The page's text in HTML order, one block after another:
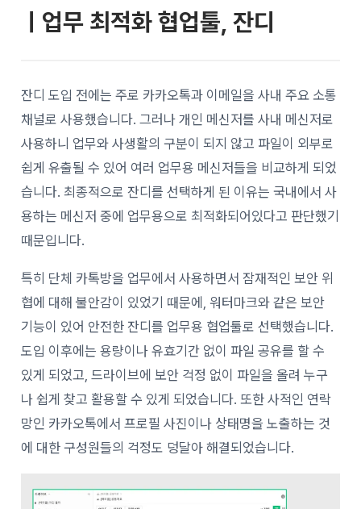
ㅣ업무 최적화 협업툴, 잔디
잔디 도입 전에는 주로 카카오톡과 이메일을 사내 주요 소통
채널로 사용했습니다. 그러나 개인 메신저를 사내 메신저로
사용하니 업무와 사생활의 구분이 되지 않고 파일이 외부로
쉽게 유출될 수 있어 여러 업무용 메신저들을 비교하게 되었
습니다. 최종적으로 잔디를 선택하게 된 이유는 국내에서 사
용하는 메신저 중에 업무용으로 최적화되어있다고 판단했기
때문입니다.
특히 단체 카톡방을 업무에서 사용하면서 잠재적인 보안 위
협에 대해 불안감이 있었기 때문에, 워터마크와 같은 보안
기능이 있어 안전한 잔디를 업무용 협업툴로 선택했습니다.
도입 이후에는 용량이나 유효기간 없이 파일 공유를 할 수
있게 되었고, 드라이브에 보안 걱정 없이 파일을 올려 누구
나 쉽게 찾고 활용할 수 있게 되었습니다. 또한 사적인 연락
망인 카카오톡에서 프로필 사진이나 상태명을 노출하는 것
에 대한 구성원들의 걱정도 덩달아 해결되었습니다.